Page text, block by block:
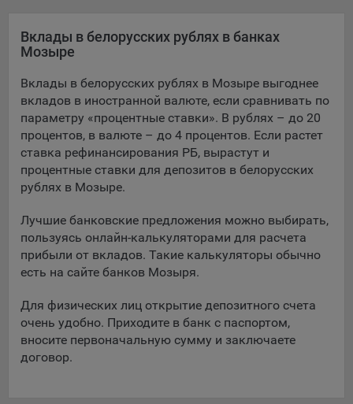
сервис показа контекстной рекламы. Адрес: Yandex
Europe AG, Werftestrasse 4, CH-6005 Luzern, Switzerland.
предоставляемый компанией Google Ireland Ltd, Gordon
House Barrow Street Dublin 4, D04E5W5 Ireland.
Сохранить мои изменения
Сохранить по умолчанию
Вклады в белорусских рублях в банках
Мозыре
Вклады в белорусских рублях в Мозыре выгоднее
вкладов в иностранной валюте, если сравнивать по
параметру «процентные ставки». В рублях – до 20
процентов, в валюте – до 4 процентов. Если растет
ставка рефинансирования РБ, вырастут и
процентные ставки для депозитов в белорусских
рублях в Мозыре.
Лучшие банковские предложения можно выбирать,
пользуясь онлайн-калькуляторами для расчета
прибыли от вкладов. Такие калькуляторы обычно
есть на сайте банков Мозыря.
Для физических лиц открытие депозитного счета
очень удобно. Приходите в банк с паспортом,
вносите первоначальную сумму и заключаете
договор.